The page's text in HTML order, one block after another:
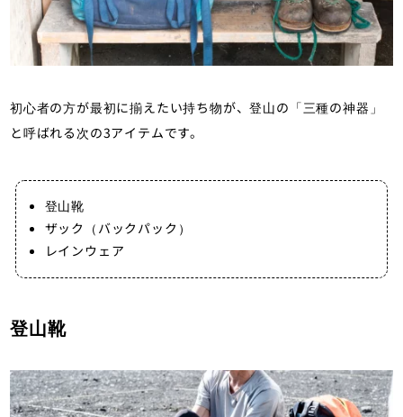
初心者の方が最初に揃えたい持ち物が、登山の「三種の神器」
と呼ばれる次の3アイテムです。
登山靴
ザック（バックパック）
レインウェア
登山靴